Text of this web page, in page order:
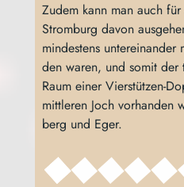
Zudem kann man auch
Strom­burg davon
min­des­tens
den waren, und somit der
Raum einer Vier­stüt­zen-
mitt­le­ren Joch
berg und Eger.